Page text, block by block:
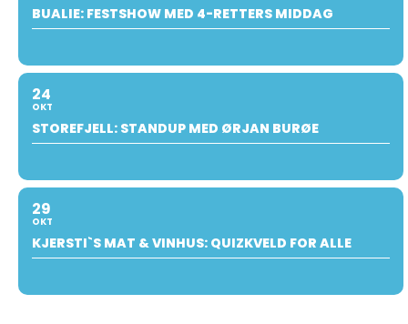
BUALIE: FESTSHOW MED 4-RETTERS MIDDAG
24
OKT
STOREFJELL: STANDUP MED ØRJAN BURØE
29
OKT
KJERSTI`S MAT & VINHUS: QUIZKVELD FOR ALLE